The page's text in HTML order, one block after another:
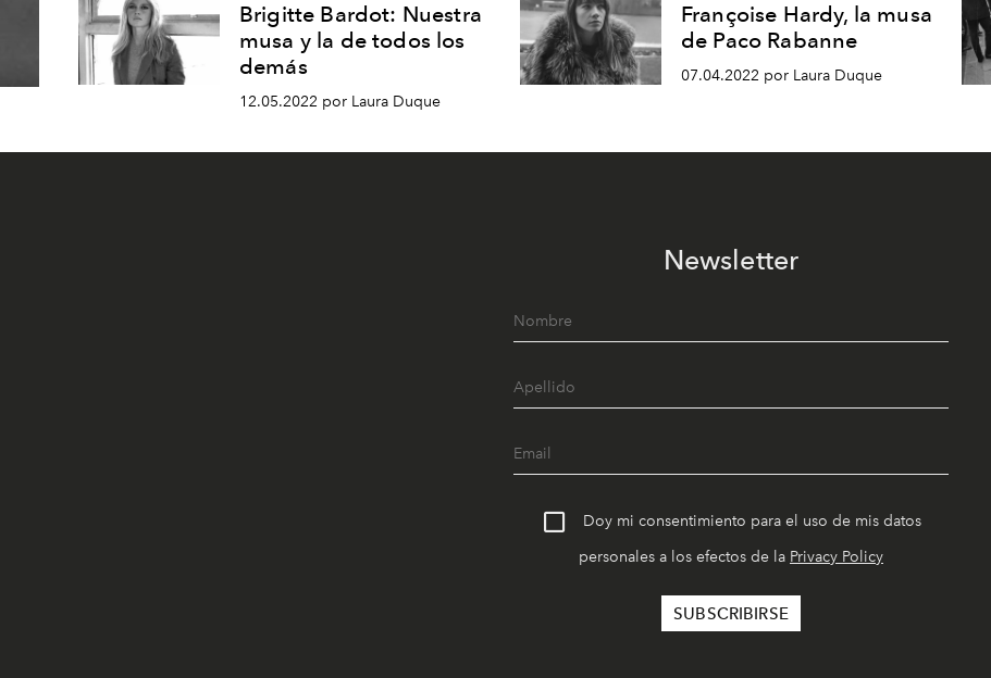
Brigitte Bardot: Nuestra
musa y la de todos los
demás
12.05.2022 por Laura Duque
Françoise Hardy, la musa
de Paco Rabanne
07.04.2022 por Laura Duque
Newsletter
Doy mi consentimiento para el uso de mis datos
personales a los efectos de la Privacy Policy